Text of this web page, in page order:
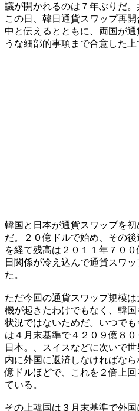
議が開かれるのは７年ぶりだ
この日、韓日通貨スワップ再
中と伝えるとともに、両国が
うな細部的事項まで合意した
韓国と日本が通貨スワップを
だ。２０億ドルで始め、その
を経て残高は２０１１年７０
日関係が冷え込んで通貨スワ
た。
ただ今回の通貨スワップ規模
機が起きたわけでもなく、韓
状況ではないためだ。いつで
は４月末基準で４２０９億８０
日本。、スイスなどに次いで
内に外国に返済しなければな
億ドルほどで、これを２倍上
ている。
その上韓国は３月末基準で外